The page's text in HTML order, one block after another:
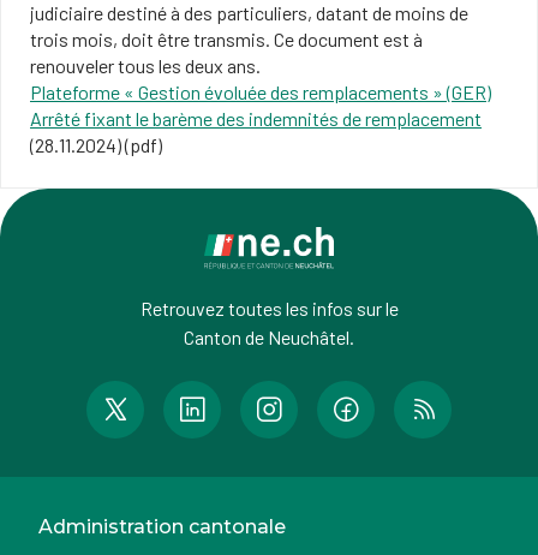
judiciaire destiné à des particuliers, datant de moins de
trois mois, doit être transmis. Ce document est à
renouveler tous les deux ans.
Plateforme « Gestion évoluée des remplacements » (GER)
Arrêté fixant le barème des indemnités de remplacement
(28.11.2024) (pdf)
Retrouvez toutes les infos sur le
Canton de Neuchâtel.
Administration cantonale